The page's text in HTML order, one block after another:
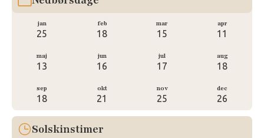
jan
25
feb
18
mar
15
apr
11
maj
13
jun
16
jul
17
aug
18
sep
18
okt
21
nov
25
dec
26
Solskinstimer